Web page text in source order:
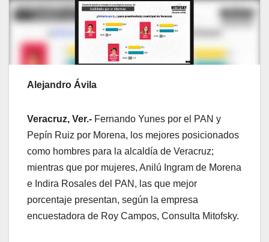
Alejandro Ávila
Veracruz, Ver.- Fernando Yunes por el PAN y
Pepín Ruiz por Morena, los mejores posicionados
como hombres para la alcaldía de Veracruz;
mientras que por mujeres, Anilú Ingram de Morena
e Indira Rosales del PAN, las que mejor
porcentaje presentan, según la empresa
encuestadora de Roy Campos, Consulta Mitofsky.